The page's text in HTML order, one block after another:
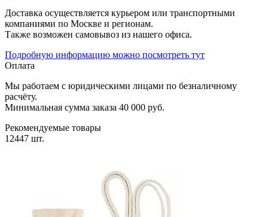
Доставка осуществляется курьером или транспортными
компаниями по Москве и регионам.
Также возможен самовывоз из нашего офиса.
Подробную информацию можно посмотреть тут
Оплата
Мы работаем с юридическими лицами по безналичному
расчёту.
Минимальная сумма заказа 40 000 руб.
Рекомендуемые товары
12447 шт.